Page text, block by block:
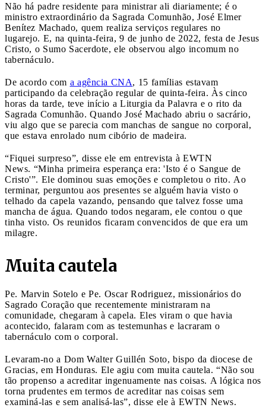
Não há padre residente para ministrar ali diariamente; é o
ministro extraordinário da Sagrada Comunhão, José Elmer
Benítez Machado, quem realiza serviços regulares no
lugarejo. E, na quinta-feira, 9 de junho de 2022, festa de Jesus
Cristo, o Sumo Sacerdote, ele observou algo incomum no
tabernáculo.
De acordo com a agência CNA, 15 famílias estavam
participando da celebração regular de quinta-feira. Às cinco
horas da tarde, teve início a Liturgia da Palavra e o rito da
Sagrada Comunhão. Quando José Machado abriu o sacrário,
viu algo que se parecia com manchas de sangue no corporal,
que estava enrolado num cibório de madeira.
“Fiquei surpreso”, disse ele em entrevista à EWTN
News. “Minha primeira esperança era: 'Isto é o Sangue de
Cristo'”. Ele dominou suas emoções e completou o rito. Ao
terminar, perguntou aos presentes se alguém havia visto o
telhado da capela vazando, pensando que talvez fosse uma
mancha de água. Quando todos negaram, ele contou o que
tinha visto. Os reunidos ficaram convencidos de que era um
milagre.
Muita cautela
Pe. Marvin Sotelo e Pe. Oscar Rodriguez, missionários do
Sagrado Coração que recentemente ministraram na
comunidade, chegaram à capela. Eles viram o que havia
acontecido, falaram com as testemunhas e lacraram o
tabernáculo com o corporal.
Levaram-no a Dom Walter Guillén Soto, bispo da diocese de
Gracias, em Honduras. Ele agiu com muita cautela. “Não sou
tão propenso a acreditar ingenuamente nas coisas. A lógica nos
torna prudentes em termos de acreditar nas coisas sem
examiná-las e sem analisá-las”, disse ele à EWTN News.